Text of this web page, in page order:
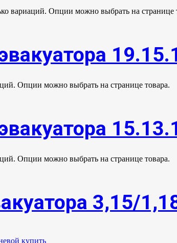
вариаций. Опции можно выбрать на странице
Опции можно выбрать на странице товара.
Опции можно выбрать на странице товара.
3,15/